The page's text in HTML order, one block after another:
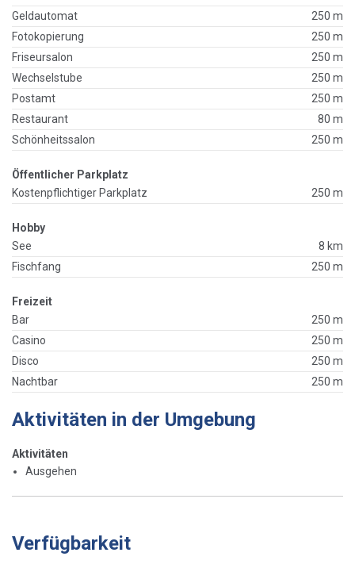
Geldautomat
250 m
Fotokopierung
250 m
Friseursalon
250 m
Wechselstube
250 m
Postamt
250 m
Restaurant
80 m
Schönheitssalon
250 m
Öffentlicher Parkplatz
Kostenpflichtiger Parkplatz
250 m
Hobby
See
8 km
Fischfang
250 m
Freizeit
Bar
250 m
Casino
250 m
Disco
250 m
Nachtbar
250 m
Aktivitäten in der Umgebung
Aktivitäten
Ausgehen
Verfügbarkeit